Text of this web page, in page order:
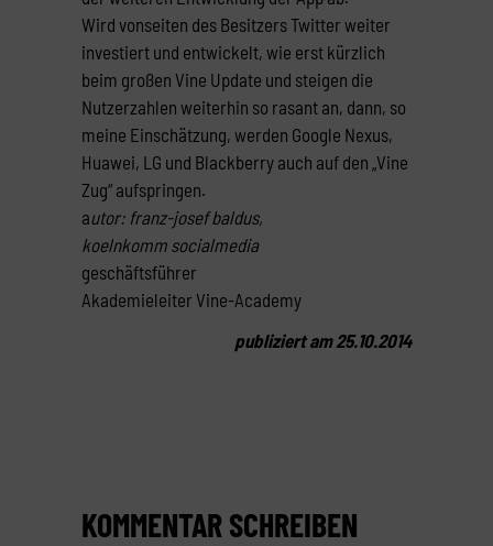
Wird vonseiten des Besitzers Twitter weiter
investiert und entwickelt, wie erst kürzlich
beim großen Vine Update und steigen die
Nutzerzahlen weiterhin so rasant an, dann, so
meine Einschätzung, werden Google Nexus,
Huawei, LG und Blackberry auch auf den „Vine
Zug“ aufspringen.
autor: franz-josef baldus,
koelnkomm socialmedia
geschäftsführer
Akademieleiter Vine-Academy
publiziert am 25.10.2014
KOMMENTAR SCHREIBEN